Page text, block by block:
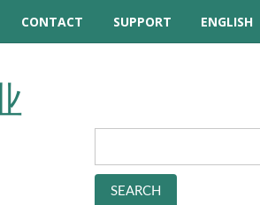
CONTACT
SUPPORT
TUTORIAL VIDEOS
QUESTIONS
FORUM
ENGLISH